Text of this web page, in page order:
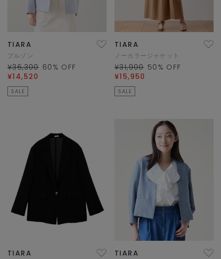
TIARA
ブルゾン
¥36,300 60 % OFF
¥14,520
SALE
TIARA
ノーカラージャケット
¥31,900 50 % OFF
¥15,950
SALE
TIARA TIARA